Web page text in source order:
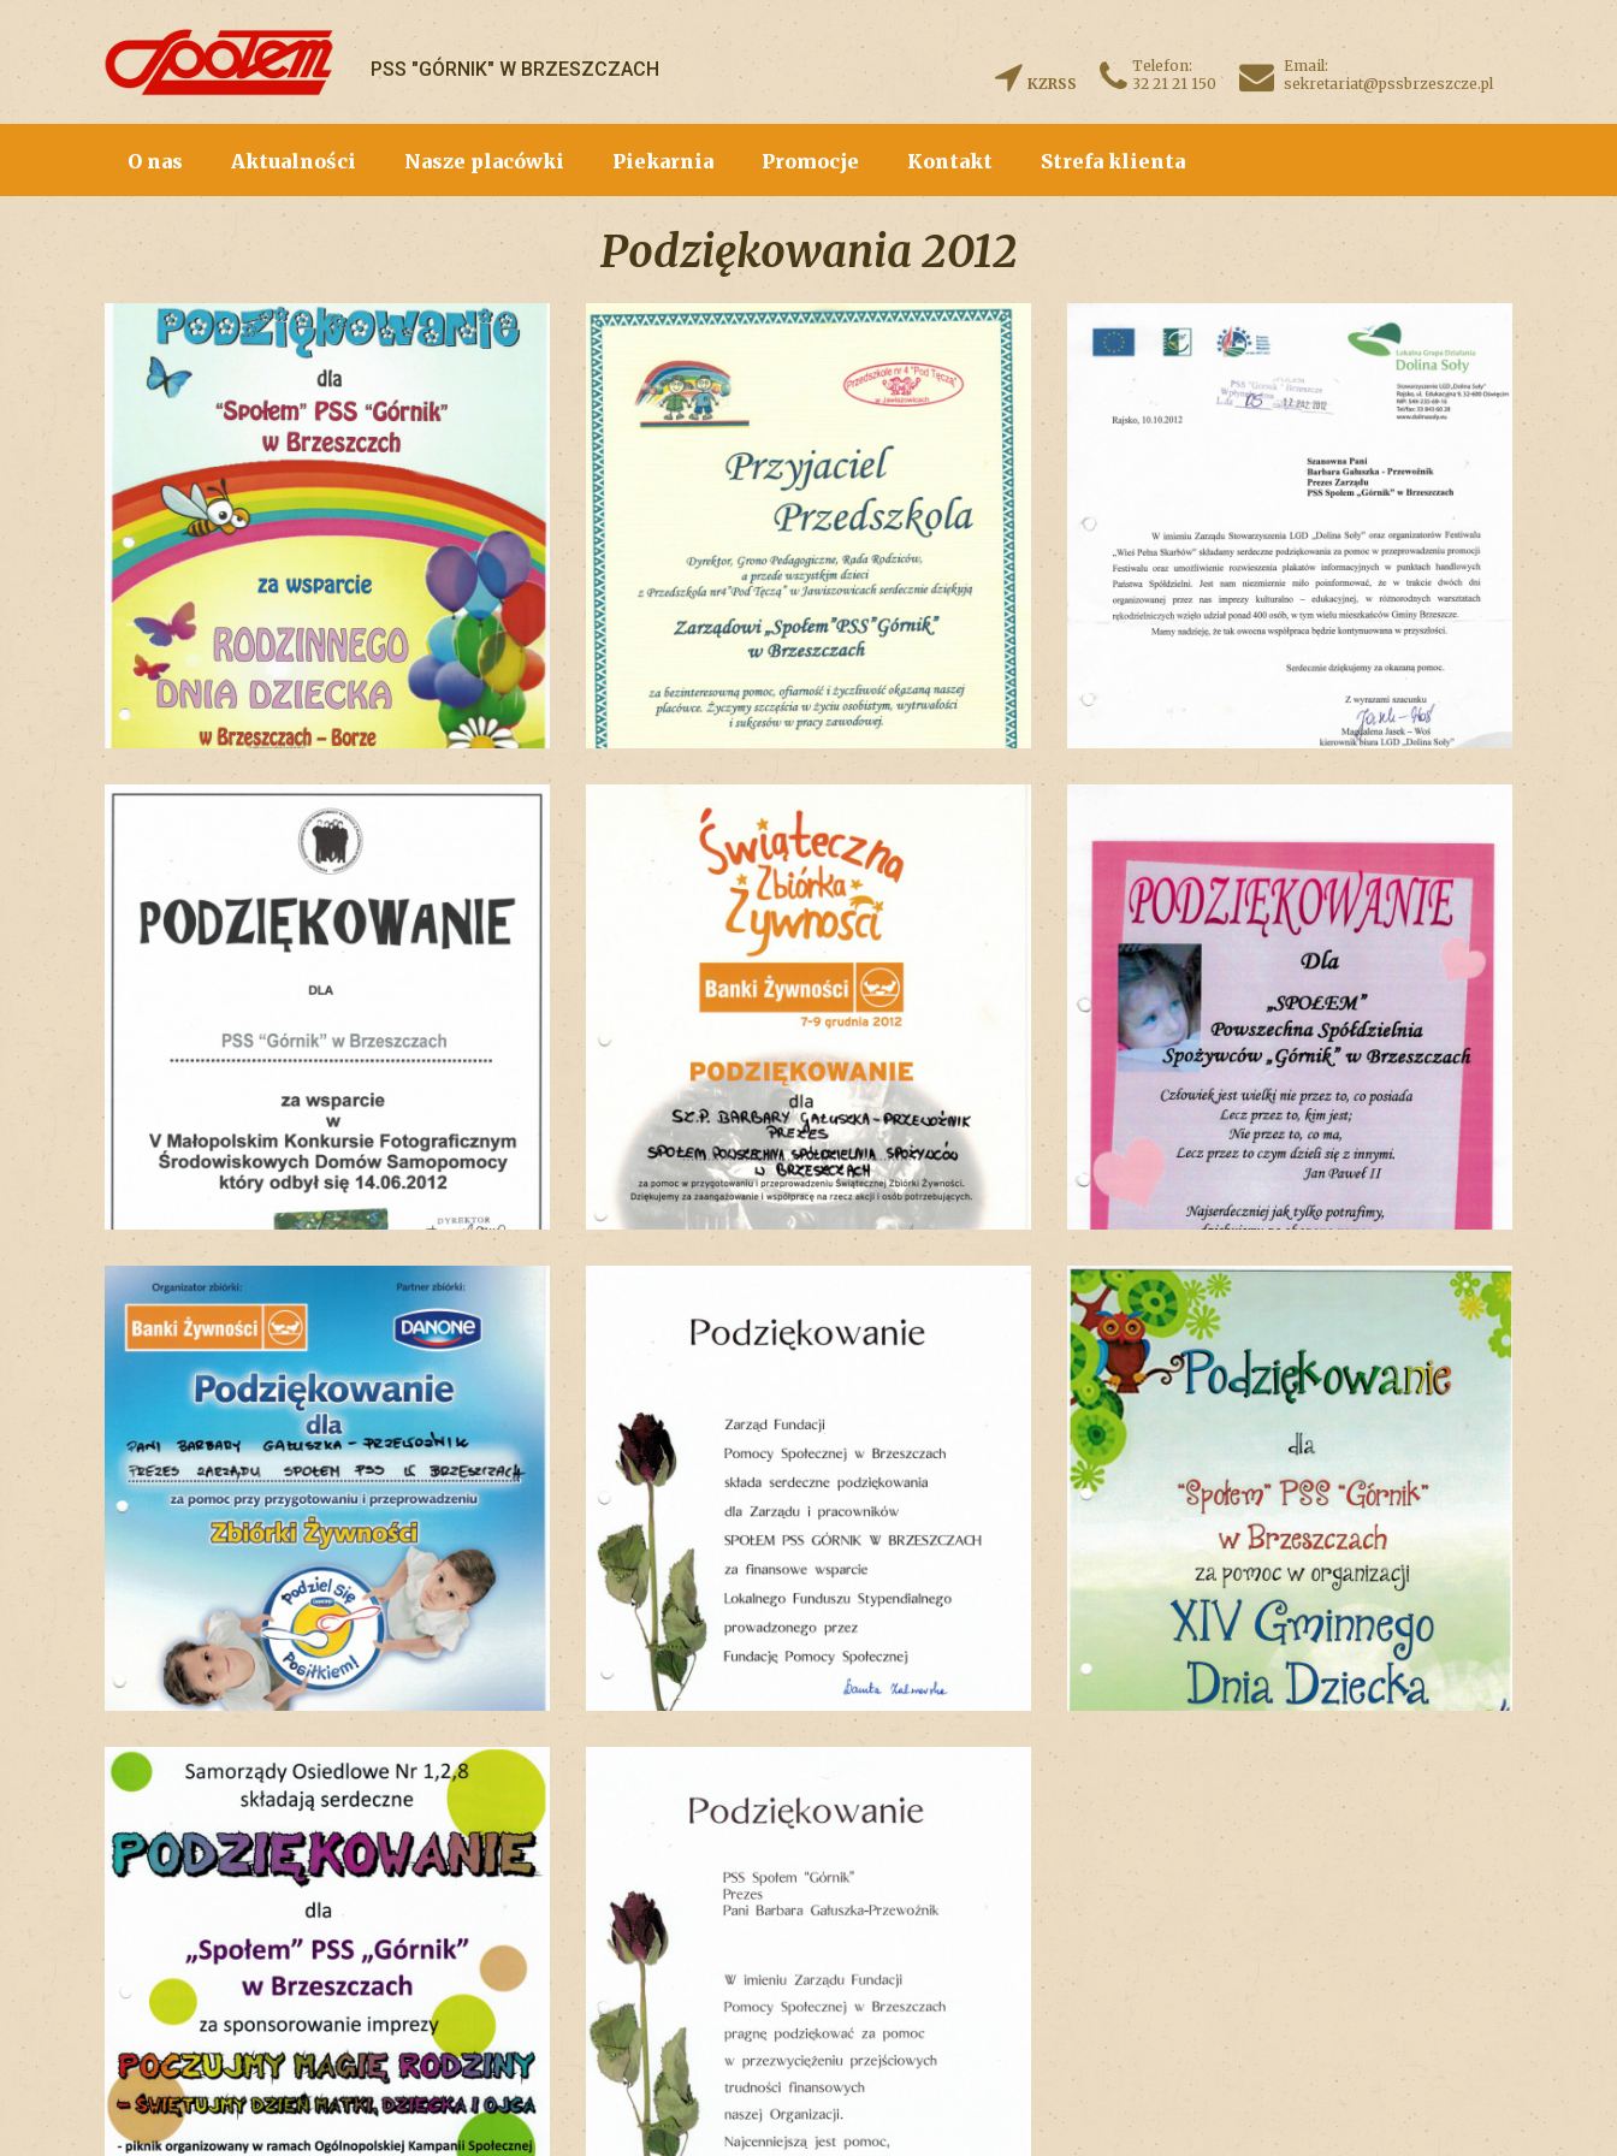
PSS "GÓRNIK" W BRZESZCZACH
KZRSS
Telefon:
32 21 21 150
Email:
sekretariat@pssbrzeszcze.pl
O nas Aktualności Nasze placówki Piekarnia Promocje Kontakt Strefa klienta
Podziękowania 2012